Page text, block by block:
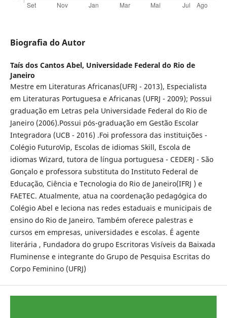
Biografia do Autor
Taís dos Cantos Abel, Universidade Federal do Rio de
Janeiro
Mestre em Literaturas Africanas(UFRJ - 2013), Especialista
em Literaturas Portuguesa e Africanas (UFRJ - 2009); Possui
graduação em Letras pela Universidade Federal do Rio de
Janeiro (2006).Possui pós-graduação em Gestão Escolar
Integradora (UCB - 2016) .Foi professora das instituições -
Colégio FuturoVip, Escolas de idiomas Skill, Escola de
idiomas Wizard, tutora de língua portuguesa - CEDERJ - São
Gonçalo e professora substituta do Instituto Federal de
Educação, Ciência e Tecnologia do Rio de Janeiro(IFRJ ) e
FAETEC. Atualmente, atua na coordenação pedagógica do
Colégio Abel e leciona nas redes estaduais e municipais de
ensino do Rio de Janeiro. Também oferece palestras e
cursos em empresas, universidades e escolas. É agente
literária , Fundadora do grupo Escritoras Visíveis da Baixada
Fluminense e integrante do Grupo de Pesquisa Escritas do
Corpo Feminino (UFRJ)